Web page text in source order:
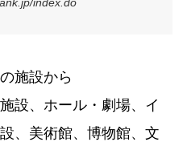
施設から
設、ホール・劇場、イ
、美術館、博物館、文